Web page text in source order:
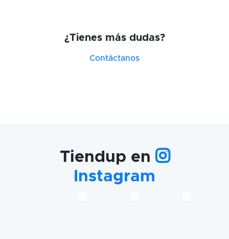
¿Tienes más dudas?
Contáctanos
Tiendup en
Instagram